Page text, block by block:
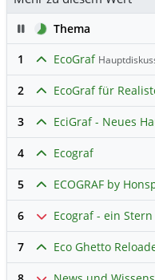
PauseThema
1
EcoGraf
2 EcoGraf für
3 EciGraf - Neues
4 Ecograf
5 ECOGRAF by
6 Ecograf - ein
7 Eco Ghetto